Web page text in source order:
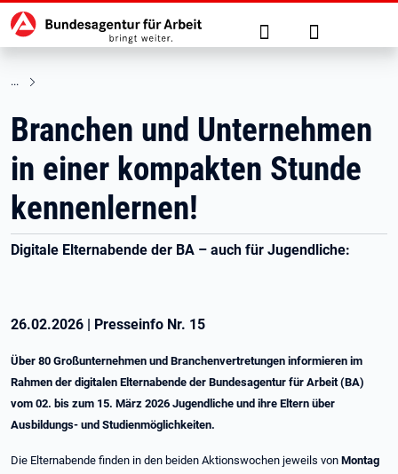
zu den Hauptinhalten springen
Hauptnavigation Suche Anmelden
Branchen und Unternehmen
in einer kompakten Stunde
kennenlernen!
Digitale Elternabende der BA – auch für Jugendliche:
26.02.2026 | Presseinfo Nr. 15
Über 80 Großunternehmen und Branchenvertretungen informieren im
Rahmen der digitalen Elternabende der Bundesagentur für Arbeit (BA)
vom 02. bis zum 15. März 2026 Jugendliche und ihre Eltern über
Ausbildungs- und Studienmöglichkeiten.
Die Elternabende finden in den beiden Aktionswochen jeweils von Montag